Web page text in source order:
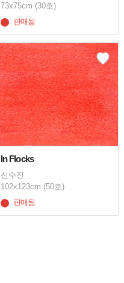
73x75cm (30호)
판매됨
In Flocks
신수진
102x123cm (50호)
판매됨